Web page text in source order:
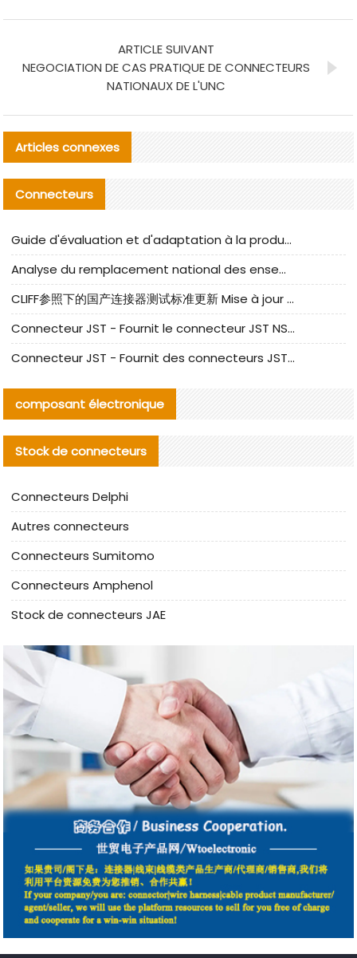
ARTICLE SUIVANT
NEGOCIATION DE CAS PRATIQUE DE CONNECTEURS
NATIONAUX DE L'UNC
Articles connexes
Connecteurs
Guide d'évaluation et d'adaptation à la production des composants de câbles nationaux CNC Tech
Analyse du remplacement national des ensembles de câbles à fréquence élevée I-PEX
CLIFF参照下的国产连接器测试标准更新 Mise à jour des normes de test des connecteurs nationaux sous la référence CLIFF
Connecteur JST - Fournit le connecteur JST NSHR-02V-S original | Équivalent
Connecteur JST - Fournit des connecteurs JST GHR-09V-S authentiques et des produits de remplacement|
composant électronique
Stock de connecteurs
Connecteurs Delphi
Autres connecteurs
Connecteurs Sumitomo
Connecteurs Amphenol
Stock de connecteurs JAE